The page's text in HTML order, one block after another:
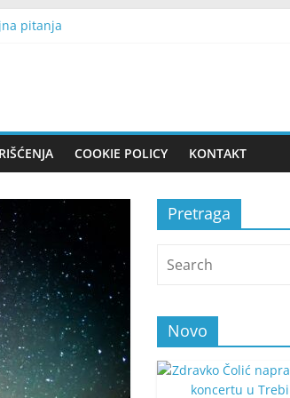
pitanja
ništa: Sljedećeg jutra stigao je njezin odvjetnik
koju je suprug skrivao od nje
COOKIE POLICY KONTAKT
Pretraga
Novo